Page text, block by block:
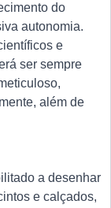
do
autonomia.
e
ser sempre
além de
a desenhar
e calçados,